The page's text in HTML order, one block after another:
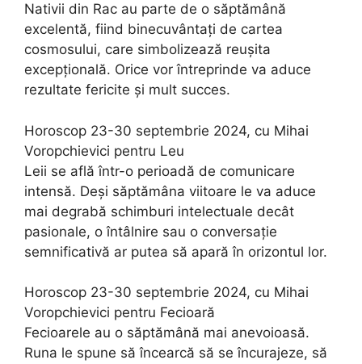
Nativii din Rac au parte de o săptămână
excelentă, fiind binecuvântați de cartea
cosmosului, care simbolizează reușita
excepțională. Orice vor întreprinde va aduce
rezultate fericite și mult succes.
Horoscop 23-30 septembrie 2024, cu Mihai
Voropchievici pentru Leu
Leii se află într-o perioadă de comunicare
intensă. Deși săptămâna viitoare le va aduce
mai degrabă schimburi intelectuale decât
pasionale, o întâlnire sau o conversație
semnificativă ar putea să apară în orizontul lor.
Horoscop 23-30 septembrie 2024, cu Mihai
Voropchievici pentru Fecioară
Fecioarele au o săptămână mai anevoioasă.
Runa le spune să încearcă să se încurajeze, să